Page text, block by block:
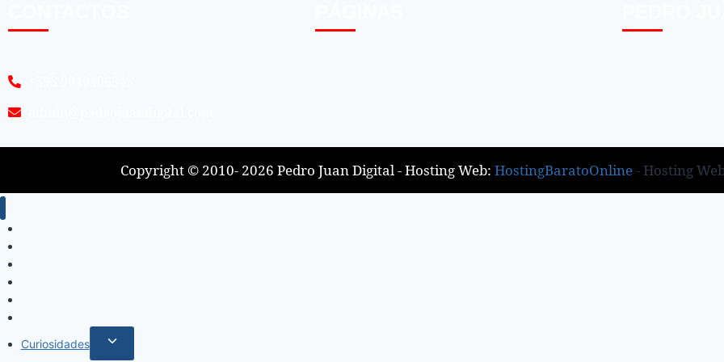
Copyright © 2010- 2026 Pedro Juan Digital - Hosting Web: HostingBaratoOnline- Hosting
Curiosidades